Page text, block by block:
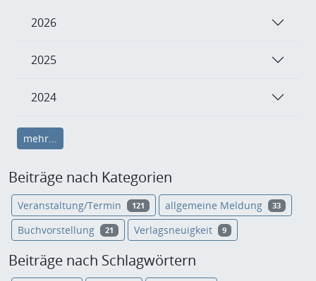
2026
2025
2024
mehr...
Beiträge nach Kategorien
Veranstaltung/Termin 121 allgemeine Meldung 33
Buchvorstellung 21 Verlagsneuigkeit 9
Beiträge nach Schlagwörtern